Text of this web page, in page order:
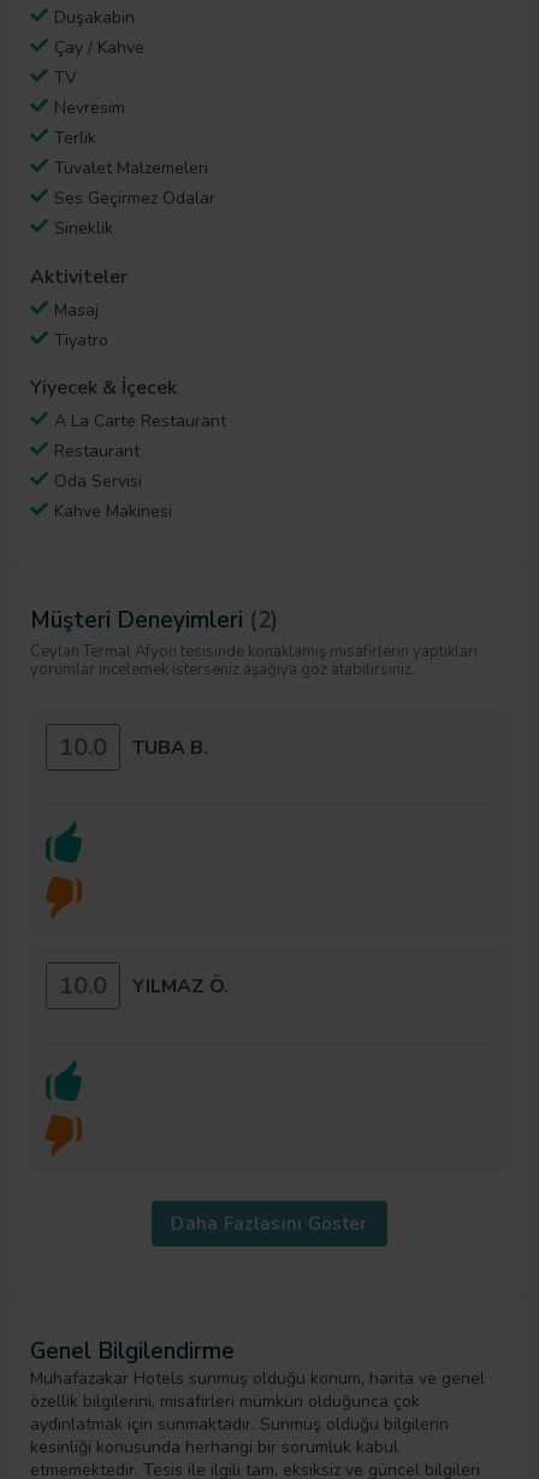
Duşakabin
Çay / Kahve
TV
Nevresim
Terlik
Tuvalet Malzemeleri
Ses Geçirmez Odalar
Sineklik
Aktiviteler
Masaj
Tiyatro
Yiyecek & İçecek
A La Carte Restaurant
Restaurant
Oda Servisi
Kahve Makinesi
Müşteri Deneyimleri (2)
Ceylan Termal Afyon tesisinde konaklamış misafirlerin yaptıkları
yorumlar incelemek isterseniz aşağıya göz atabilirsiniz.
10.0 TUBA B.
10.0 YILMAZ Ö.
Daha Fazlasını Göster
Genel Bilgilendirme
Muhafazakar Hotels sunmuş olduğu konum, harita ve genel
özellik bilgilerini, misafirleri mümkün olduğunca çok
aydınlatmak için sunmaktadır. Sunmuş olduğu bilgilerin
kesinliği konusunda herhangi bir sorumluk kabul
etmemektedir. Tesis ile ilgili tam, eksiksiz ve güncel bilgileri